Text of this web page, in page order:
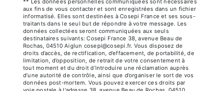
** Les données personnelles communiquées sont nécessaires
aux fins de vous contacter et sont enregistrées dans un fichier
informatisé. Elles sont destinées à Cosepi France et ses sous-
traitants dans le seul but de répondre à votre message. Les
données collectées seront communiquées aux seuls
destinataires suivants: Cosepi France 38, avenue Beau de
Rochas, 04510 Aiglun cosepi@cosepi.fr. Vous disposez de
droits d’accès, de rectification, d’effacement, de portabilité, de
limitation, d’opposition, de retrait de votre consentement à
tout moment et du droit d’introduire une réclamation auprès
d’une autorité de contrôle, ainsi que d’organiser le sort de vos
données post-mortem. Vous pouvez exercer ces droits par